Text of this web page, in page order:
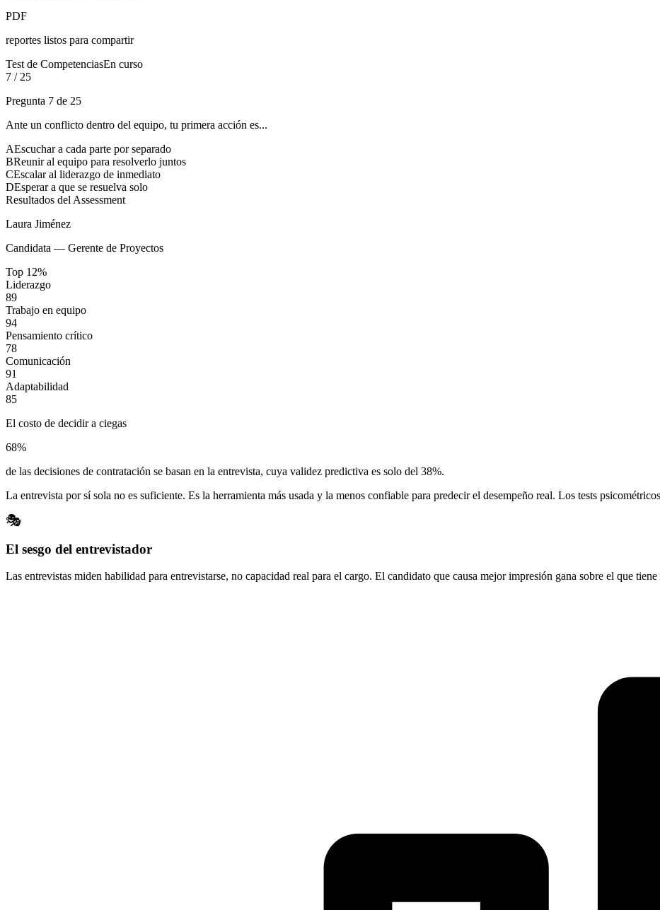
PDF
reportes listos para compartir
Test de CompetenciasEn curso
7 / 25
Pregunta 7 de 25
Ante un conflicto dentro del equipo, tu primera acción es...
AEscuchar a cada parte por separado
BReunir al equipo para resolverlo juntos
CEscalar al liderazgo de inmediato
DEsperar a que se resuelva solo
Resultados del Assessment
Laura Jiménez
Candidata — Gerente de Proyectos
Top 12%
Liderazgo
89
Trabajo en equipo
94
Pensamiento crítico
78
Comunicación
91
Adaptabilidad
85
El costo de decidir a ciegas
68%
de las decisiones de contratación se basan en la entrevista, cuya validez predictiva es solo del 38%.
La entrevista por sí sola no es suficiente. Es la herramienta más usada y la menos confiable para predecir el desempeño real. Los tests
🎭
El sesgo del entrevistador
Las entrevistas miden habilidad para entrevistarse, no capacidad real para el cargo. El candidato que causa mejor impresión gana sobre el que